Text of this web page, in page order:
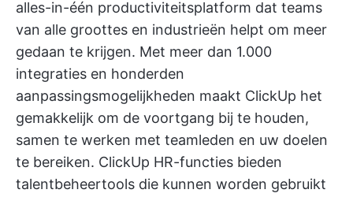
alles-in-één productiviteitsplatform dat teams
van alle groottes en industrieën helpt om meer
gedaan te krijgen. Met meer dan 1.000
integraties en honderden
aanpassingsmogelijkheden maakt ClickUp het
gemakkelijk om de voortgang bij te houden,
samen te werken met teamleden en uw doelen
te bereiken. ClickUp HR-functies bieden
talentbeheertools die kunnen worden gebruikt